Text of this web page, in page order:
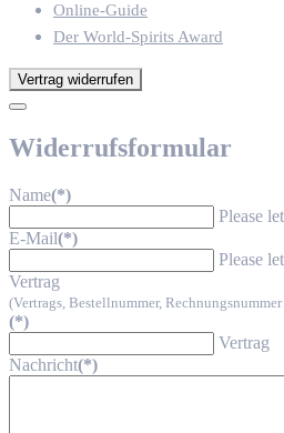
Online-Guide
Der World-Spirits Award
Vertrag widerrufen
Widerrufsformular
Name(*)
Please
E-Mail(*)
Please
Vertrag
(Vertrags, Bestellnummer,
(*)
Vertrag
Nachricht(*)